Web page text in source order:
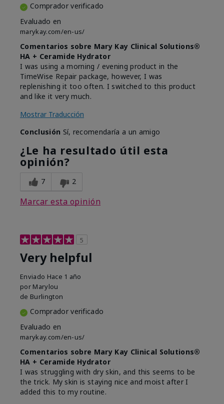
Comprador verificado
Evaluado en
marykay.com/en-us/
Comentarios sobre Mary Kay Clinical Solutions®
HA + Ceramide Hydrator
I was using a morning / evening product in the
TimeWise Repair package, however, I was
replenishing it too often. I switched to this product
and like it very much.
Mostrar Traducción
Conclusión Sí, recomendaría a un amigo
¿Le ha resultado útil esta
opinión?
7 2
Marcar esta opinión
5
Very helpful
Enviado Hace 1 año
por Marylou
de Burlington
Comprador verificado
Evaluado en
marykay.com/en-us/
Comentarios sobre Mary Kay Clinical Solutions®
HA + Ceramide Hydrator
I was struggling with dry skin, and this seems to be
the trick. My skin is staying nice and moist after I
added this to my routine.